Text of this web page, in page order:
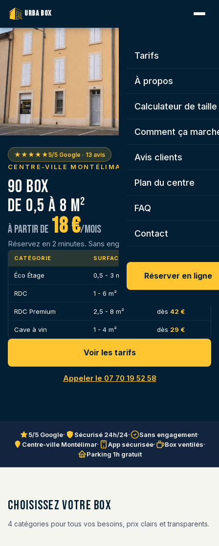
URBA BOX
Tarifs
À propos
Calculateur de taille
Comment ça
Avis clients
Plan du centre
FAQ
Contact
Réserver en ligne
★★★★★5/5 Google · 13 avis
CENTRE-VILLE MONTÉLIMAR
90 box
de 0,5 à 8 m²
À partir de 18 €/mois
Réservez en 2 minutes. Sans engagement.
Tarifs Urbabox par catégorie de box
CATÉGORIE SURFACE
Éco Étage 0,5 - 3 m² dès18 €
RDC 1 - 6 m²
RDC Premium 2,5 - 8 m² dès 42 €
Cave à vin 1 - 4 m² dès 29 €
Voir les tarifs
Appeler le 07 70 19 52 58
5/5 Google· Sécurisé 24h/24· Sans engagement·
Centre-ville Montélimar· App sécurisée· Box ventilés·
Parking 1h gratuit
Choisissez votre box
4 catégories pour tous vos besoins, prix clairs et transparents.